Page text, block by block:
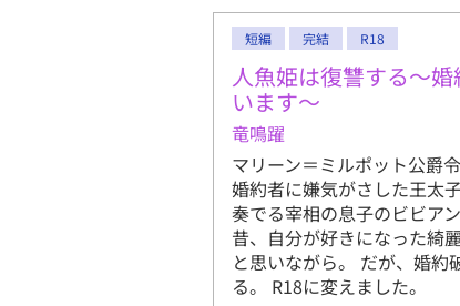
短編 完結 R18
人魚姫は復讐する～
います～
竜鳴躍
マリーン＝ミルポット公爵
婚約者に嫌気がさした王太
奏でる宰相の息子のビビア
昔、自分が好きになった綺
と思いながら。 だが、婚
る。 R18に変えました。